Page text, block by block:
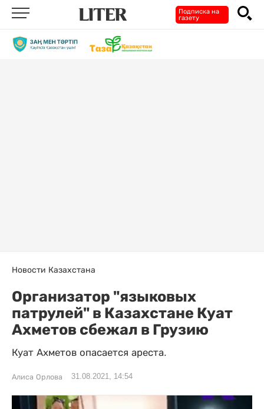
Подписка на
газету
Новости Казахстана
Организатор "языковых
патрулей" в Казахстане Куат
Ахметов сбежал в Грузию
Куат Ахметов опасается ареста.
Алиса Орлова 31.08.2021, 14:54